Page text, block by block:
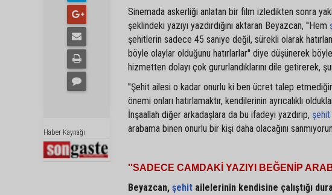
Haber Kaynağı
Sinemada askerliği anlatan bir film izledikten sonra
şeklindeki yazıyı yazdırdığını aktaran Beyazcan, ''Hem
şehitlerin sadece 45 saniye değil, sürekli olarak
böyle olaylar olduğunu hatırlarlar'' diye düşünerek
hizmetten dolayı çok gururlandıklarını dile getirerek,
''Şehit ailesi o kadar onurlu ki ben ücret talep
önemi onları hatırlamaktır, kendilerinin ayrıcalıklı
İnşaallah diğer arkadaşlara da bu ifadeyi yazdırıp, şehit
arabama binen onurlu bir kişi daha olacağını
''SADECE CAMDAKİ YAZIYI BEĞENİP
Beyazcan, şehit ailelerinin kendisine çalıştığı